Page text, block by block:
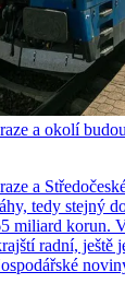
a okolí
a
tedy stejný
miliard korun.
radní, ještě